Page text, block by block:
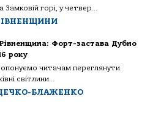
Замковій горі, у четвер...
Форт-застава Дубно
року
читачам переглянути
світлини...
БЛАЖЕНКО